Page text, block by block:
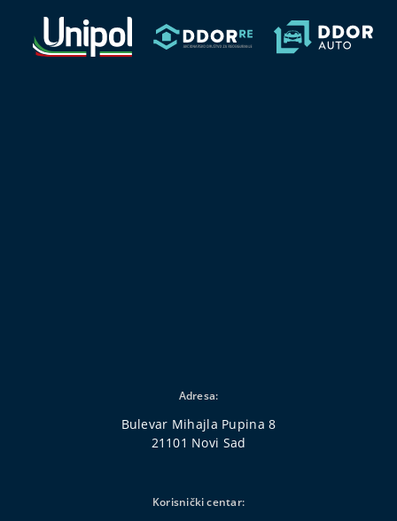
budžeta.
Adresa:
Bulevar Mihajla Pupina 8
21101 Novi Sad
Korisnički centar: